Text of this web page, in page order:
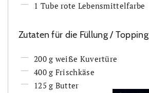
1 Tube rote Lebensmittelfarbe
Zutaten für die Füllung / Topping
200 g weiße Kuvertüre
400 g Frischkäse
125 g Butter